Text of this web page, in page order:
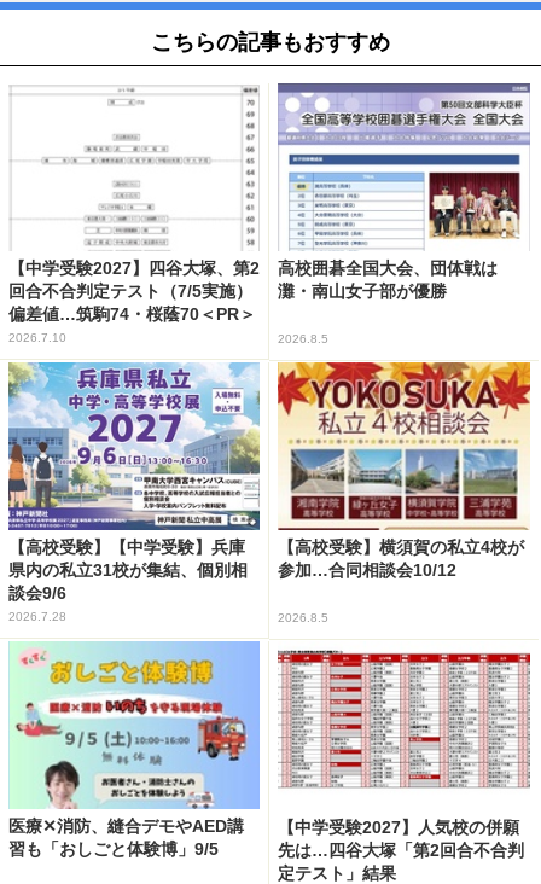
こちらの記事もおすすめ
【中学受験2027】四谷大塚、第2
回合不合判定テスト（7/5実施）
偏差値…筑駒74・桜蔭70＜PR＞
2026.7.10
高校囲碁全国大会、団体戦は
灘・南山女子部が優勝
2026.8.5
【高校受験】【中学受験】兵庫
県内の私立31校が集結、個別相
談会9/6
2026.7.28
【高校受験】横須賀の私立4校が
参加…合同相談会10/12
2026.8.5
医療✕消防、縫合デモやAED講
習も「おしごと体験博」9/5
【中学受験2027】人気校の併願
先は…四谷大塚「第2回合不合判
定テスト」結果